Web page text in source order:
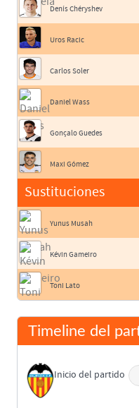
Denís Chéryshev
Uros Racic
Carlos Soler
Daniel Wass
Gonçalo Guedes
Maxi Gómez
Sustituciones
Yunus Musah
Kévin Gameiro
Toni Lato
Timeline del
Inicio del partido